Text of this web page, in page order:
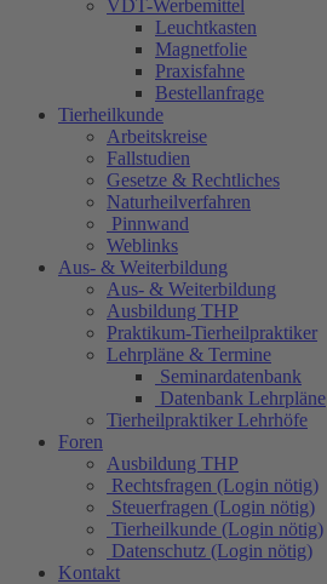
VDT-Werbemittel
Leuchtkasten
Magnetfolie
Praxisfahne
Bestellanfrage
Tierheilkunde
Arbeitskreise
Fallstudien
Gesetze & Rechtliches
Naturheilverfahren
Pinnwand
Weblinks
Aus- & Weiterbildung
Aus- & Weiterbildung
Ausbildung THP
Praktikum-Tierheilpraktiker
Lehrpläne & Termine
Seminardatenbank
Datenbank Lehrpläne
Tierheilpraktiker Lehrhöfe
Foren
Ausbildung THP
Rechtsfragen (Login nötig)
Steuerfragen (Login nötig)
Tierheilkunde (Login nötig)
Datenschutz (Login nötig)
Kontakt